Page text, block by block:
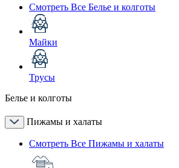
Смотреть Все Белье и колготы
Майки
Трусы
Белье и колготы
Пижамы и халаты
Смотреть Все Пижамы и халаты